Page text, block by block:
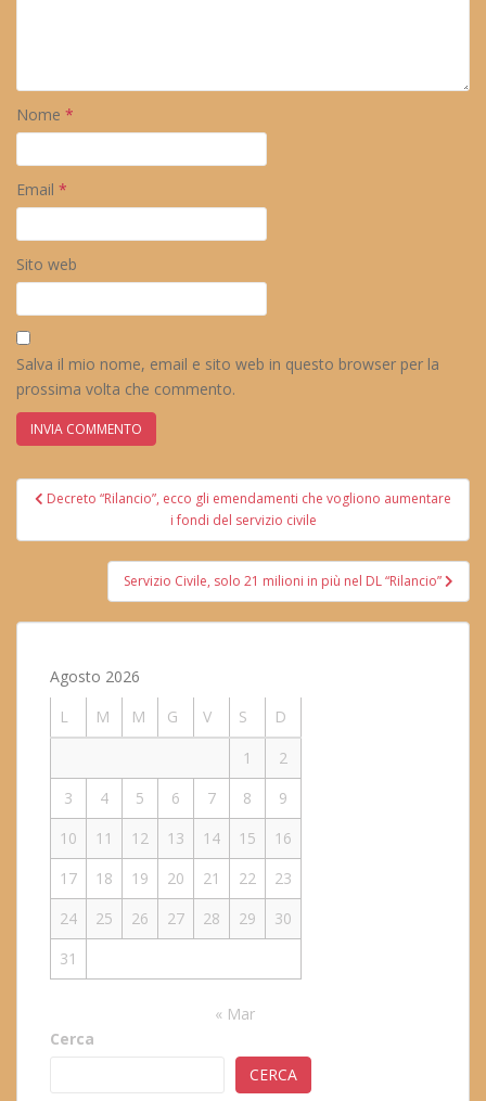
Nome *
Email *
Sito web
Salva il mio nome, email e sito web in questo browser per la
prossima volta che commento.
Navigazione
Decreto “Rilancio”, ecco gli emendamenti che vogliono aumentare
i fondi del servizio civile
Servizio Civile, solo 21 milioni in più nel DL “Rilancio”
Agosto 2026
L
M M G V S
D
1
2
3
4 5 6 7 8
9
10
11 12 13 14 15
16
17
18 19 20 21 22
23
24
25 26 27 28 29
30
31
« Mar
Cerca
CERCA